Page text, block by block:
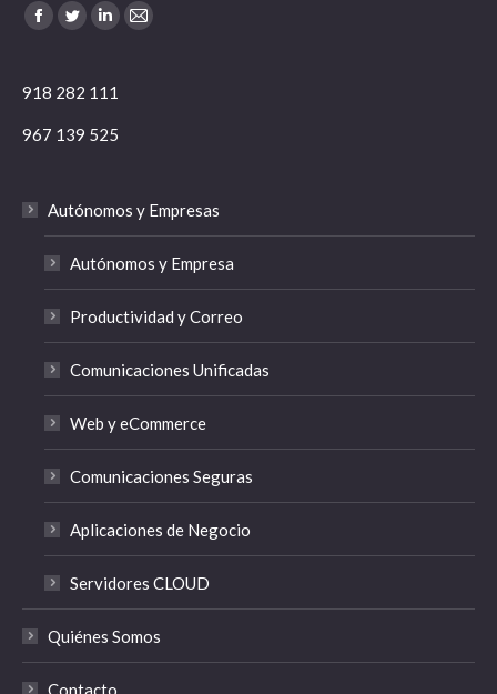
Encuéntranos en:
Facebook
TwitterLinkedin
Mail
918 282 111
967 139 525
Autónomos y Empresas
Autónomos y Empresa
Productividad y Correo
Comunicaciones Unificadas
Web y eCommerce
Comunicaciones Seguras
Aplicaciones de Negocio
Servidores CLOUD
Quiénes Somos
Contacto